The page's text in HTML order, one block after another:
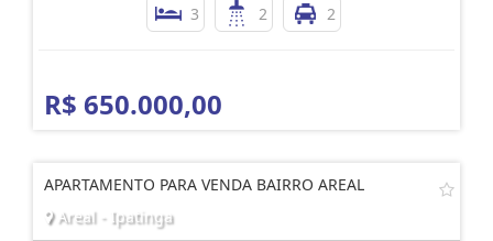
3 2 2
R$ 650.000,00
APARTAMENTO PARA VENDA BAIRRO AREAL
Areal - Ipatinga